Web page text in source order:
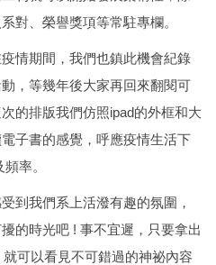
對、榮譽獎項等常駐專欄。
情期間，我們也鎮此機會紀錄
，等幾年後大家再回來翻閱可
的排版我們仿照ipad的外框和大
子書的感覺，呼應疫情生活下
率。
到我們系上活潑有趣的氛圍，
的時光吧 ! 事不宜遲，只要拿出
可以看見不可錯過的神祕內容